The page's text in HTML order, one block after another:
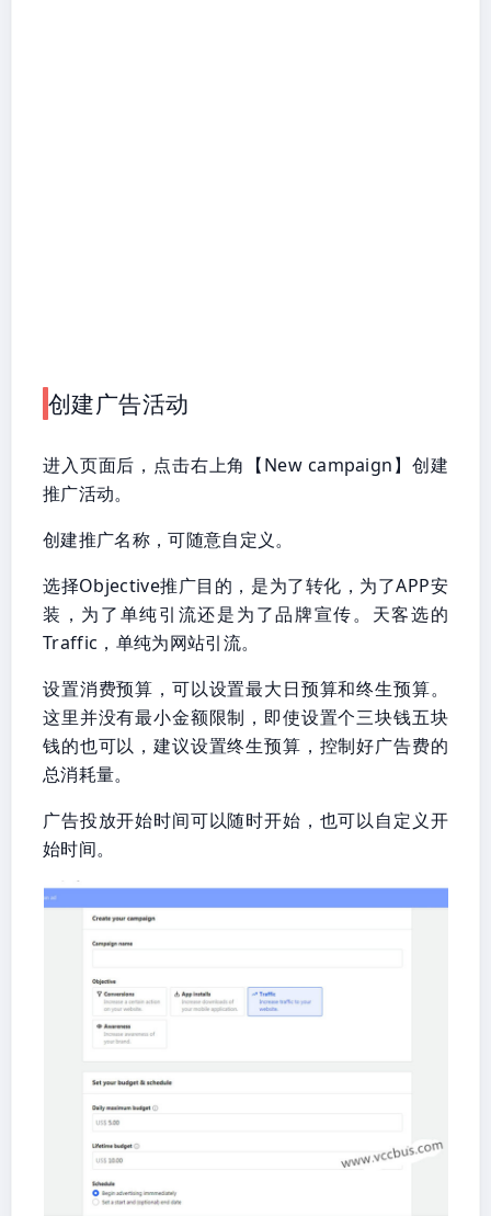
创建广告活动
进入页面后，点击右上角【New campaign】创建
推广活动。
创建推广名称，可随意自定义。
选择Objective推广目的，是为了转化，为了APP安
装，为了单纯引流还是为了品牌宣传。天客选的
Traffic，单纯为网站引流。
设置消费预算，可以设置最大日预算和终生预算。
这里并没有最小金额限制，即使设置个三块钱五块
钱的也可以，建议设置终生预算，控制好广告费的
总消耗量。
广告投放开始时间可以随时开始，也可以自定义开
始时间。